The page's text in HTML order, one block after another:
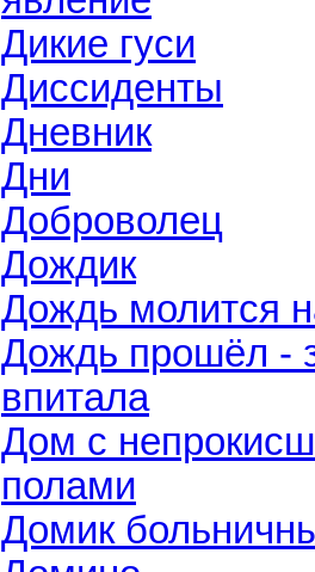
Дикие гуси
Диссиденты
Дневник
Дни
Доброволец
Дождик
Дождь молится
Дождь прошёл -
впитала
Дом с
полами
Домик